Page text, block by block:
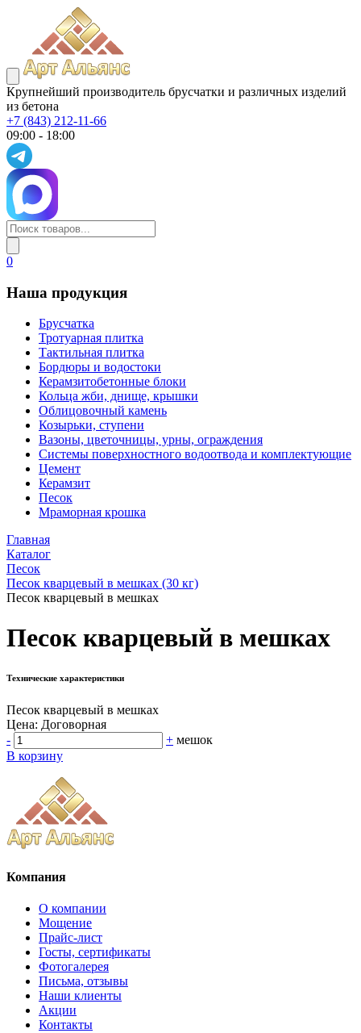
Крупнейший производитель брусчатки и различных изделий
из бетона
+7 (843) 212-11-66
09:00 - 18:00
0
Наша продукция
Брусчатка
Тротуарная плитка
Тактильная плитка
Бордюры и водостоки
Керамзитобетонные блоки
Кольца жби, днище, крышки
Облицовочный камень
Козырьки, ступени
Вазоны, цветочницы, урны, ограждения
Системы поверхностного водоотвода и комплектующие
Цемент
Керамзит
Песок
Мраморная крошка
Главная
Каталог
Песок
Песок кварцевый в мешках (30 кг)
Песок кварцевый в мешках
Песок кварцевый в мешках
Технические характеристики
Песок кварцевый в мешках
Цена: Договорная
-
+ мешок
В корзину
Компания
О компании
Мощение
Прайс-лист
Госты, сертификаты
Фотогалерея
Письма, отзывы
Наши клиенты
Акции
Контакты